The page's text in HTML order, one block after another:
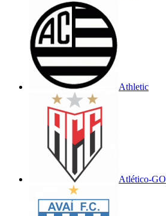
Athletic
Atlético-GO